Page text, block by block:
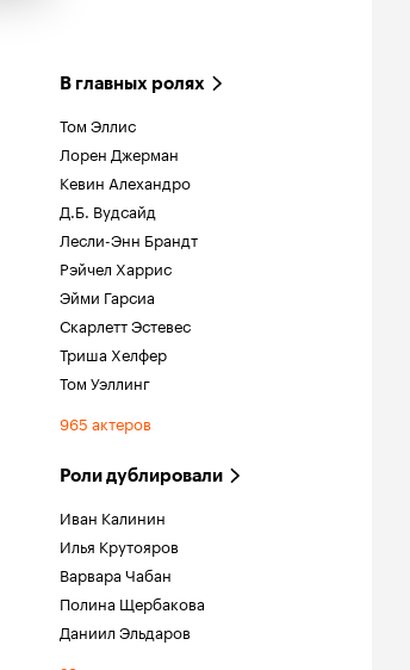
В главных ролях
Том Эллис
Лорен Джерман
Кевин Алехандро
Д.Б. Вудсайд
Лесли-Энн Брандт
Рэйчел Харрис
Эйми Гарсиа
Скарлетт Эстевес
Триша Хелфер
Том Уэллинг
965 актеров
Роли дублировали
Иван Калинин
Илья Крутояров
Варвара Чабан
Полина Щербакова
Даниил Эльдаров